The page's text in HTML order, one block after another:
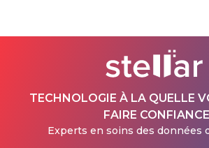
TECHNOLOGIE À LA QUELLE
FAIRE CONFIANCE
Experts en soins des données